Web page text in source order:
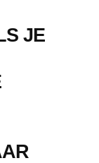
JE